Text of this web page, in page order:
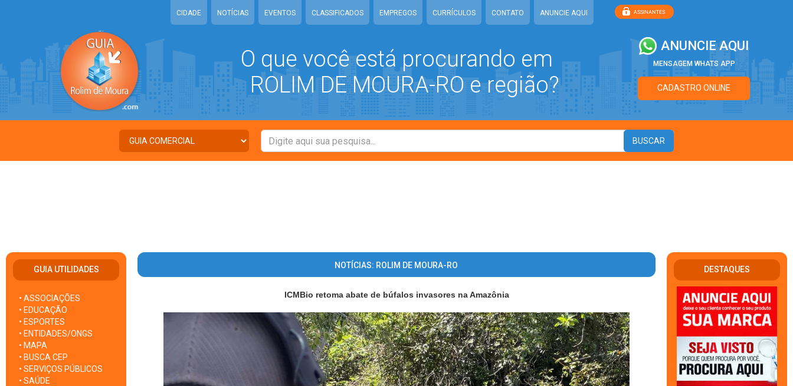
CIDADE NOTÍCIAS EVENTOS CLASSIFICADOS EMPREGOS CURRÍCULOS CONTATO ANUNCIE AQUI
O que você está procurando em
ROLIM DE MOURA-RO e região?
ANUNCIE AQUI
MENSAGEM WHATS APP
CADASTRO ONLINE
GUIA UTILIDADES
• ASSOCIAÇÕES
• EDUCAÇÃO
• ESPORTES
• ENTIDADES/ONGS
• MAPA
• BUSCA CEP
• SERVIÇOS PÚBLICOS
• SAÚDE
NOTÍCIAS: ROLIM DE MOURA-RO
ICMBio retoma abate de búfalos invasores na Amazônia
DESTAQUES